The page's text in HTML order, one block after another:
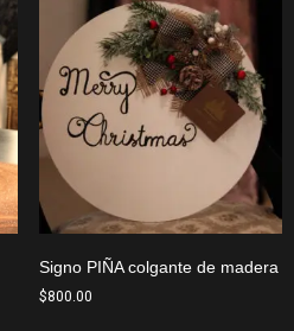
Signo PIÑA colgante de madera
$800.00